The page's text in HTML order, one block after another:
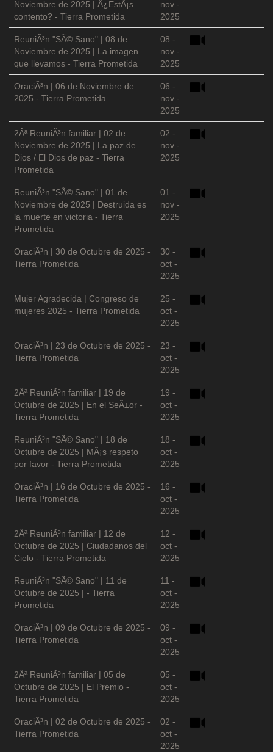
Noviembre de 2025 | Â¿EstÃ¡s
contento? - Tierra Prometida
nov -
2025
ReuniÃ³n "SÃ© Sano" | 08 de
Noviembre de 2025 | La imagen
que llevamos - Tierra Prometida
08 -
nov -
2025
OraciÃ³n | 06 de Noviembre de
2025 - Tierra Prometida
06 -
nov -
2025
2Âª ReuniÃ³n familiar | 02 de
Noviembre de 2025 | La paz de
Dios / El Dios de paz - Tierra
Prometida
02 -
nov -
2025
ReuniÃ³n "SÃ© Sano" | 01 de
Noviembre de 2025 | Destruida es
la muerte en victoria - Tierra
Prometida
01 -
nov -
2025
OraciÃ³n | 30 de Octubre de 2025 -
Tierra Prometida
30 -
oct -
2025
Mujer Agradecida | Congreso de
mujeres 2025 - Tierra Prometida
25 -
oct -
2025
OraciÃ³n | 23 de Octubre de 2025 -
Tierra Prometida
23 -
oct -
2025
2Âª ReuniÃ³n familiar | 19 de
Octubre de 2025 | En el SeÃ±or -
Tierra Prometida
19 -
oct -
2025
ReuniÃ³n "SÃ© Sano" | 18 de
Octubre de 2025 | MÃ¡s respeto
por favor - Tierra Prometida
18 -
oct -
2025
OraciÃ³n | 16 de Octubre de 2025 -
Tierra Prometida
16 -
oct -
2025
2Âª ReuniÃ³n familiar | 12 de
Octubre de 2025 | Ciudadanos del
Cielo - Tierra Prometida
12 -
oct -
2025
ReuniÃ³n "SÃ© Sano" | 11 de
Octubre de 2025 | - Tierra
Prometida
11 -
oct -
2025
OraciÃ³n | 09 de Octubre de 2025 -
Tierra Prometida
09 -
oct -
2025
2Âª ReuniÃ³n familiar | 05 de
Octubre de 2025 | El Premio -
Tierra Prometida
05 -
oct -
2025
OraciÃ³n | 02 de Octubre de 2025 -
Tierra Prometida
02 -
oct -
2025